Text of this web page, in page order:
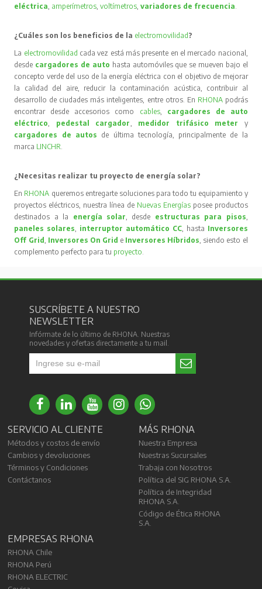
eléctrica, amperímetros,voltímetros,variadores de frecuencia.
¿Cuáles son los beneficios de la electromovilidad ?
La electromovilidad cada vez está más presente en el mercado nacional,
desde cargadores de auto hasta automóviles que se mueven bajo el
concepto verde del uso de la energía eléctrica con el objetivo de mejorar
la calidad del aire, reducir la contaminación acústica, contribuir al
desarrollo de ciudades más inteligentes, entre otros. En RHONA podrás
encontrar desde accesorios como cables, cargadores de auto
eléctrico, pedestal cargador, medidor trifásico meter
y
cargadores de autos de última tecnología, principalmente de la
marca LINCHR.
¿Necesitas realizar tu proyecto de energía solar?
En RHONA queremos entregarte soluciones para todo tu equipamiento y
proyectos eléctricos, nuestra línea de Nuevas Energíasposee productos
destinados a la energía solar, desde estructuras para pisos,
paneles solares, interruptor automático CC, hasta Inversores
Off Grid, Inversores On Grid e Inversores Híbridos, siendo esto el
complemento perfecto para tu proyecto.
SUSCRÍBETE A NUESTRO
NEWSLETTER
Infórmate de lo último de RHONA. Nuestras
novedades y ofertas directamente a tu mail.
SERVICIO AL CLIENTE
Métodos y costos de envío
Cambios y devoluciones
Términos y Condiciones
Contáctanos
MÁS RHONA
Nuestra Empresa
Nuestras Sucursales
Trabaja con Nosotros
Política del SIG RHONA S.A.
Política de Integridad
RHONA S.A.
Código de Ética RHONA
S.A.
EMPRESAS RHONA
RHONA Chile
RHONA Perú
RHONA ELECTRIC